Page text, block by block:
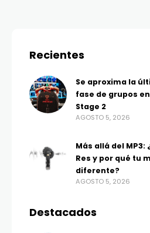
Recientes
Se aproxima la
fase de grupos
Stage 2
AGOSTO 5, 2026
Más allá del MP3:
Res y por qué tu
diferente?
AGOSTO 5, 2026
Destacados